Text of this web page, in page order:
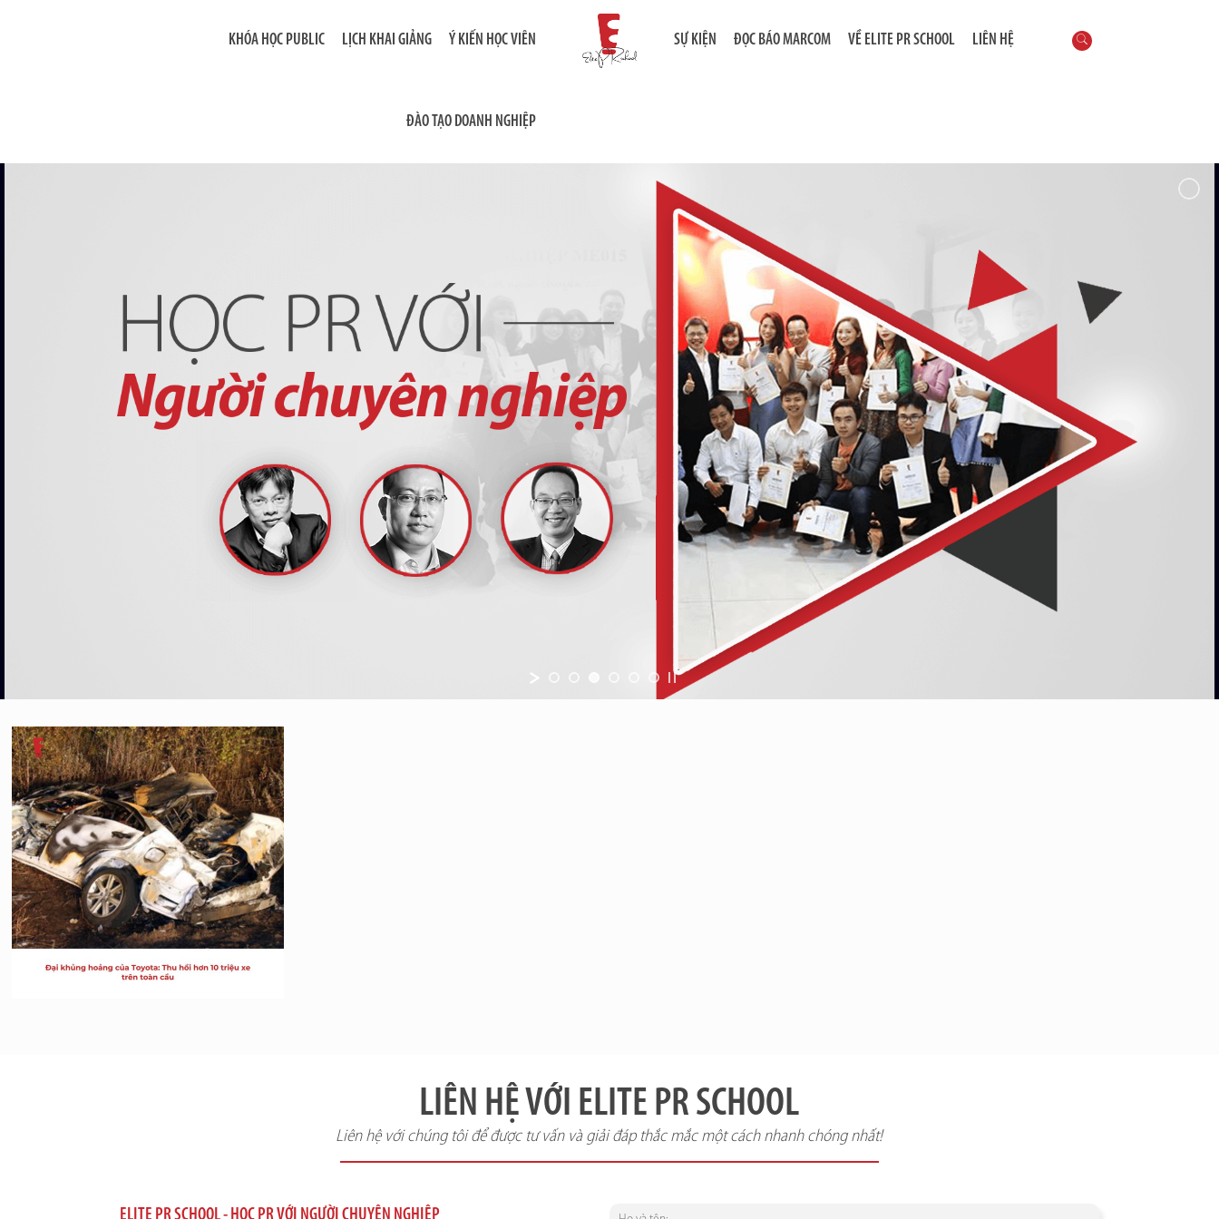
KHÓA HỌC PUBLIC LỊCH KHAI GIẢNG Ý KIẾN HỌC VIÊN
ĐÀO TẠO DOANH NGHIỆP
SỰ KIỆN ĐỌC BÁO MARCOM VỀ ELITE PR SCHOOL LIÊN HỆ
LIÊN HỆ VỚI ELITE PR SCHOOL
Liên hệ với chúng tôi để được tư vấn và giải đáp thắc mắc một cách nhanh chóng nhất!
ELITE PR SCHOOL - HỌC PR VỚI NGƯỜI CHUYÊN NGHIỆP